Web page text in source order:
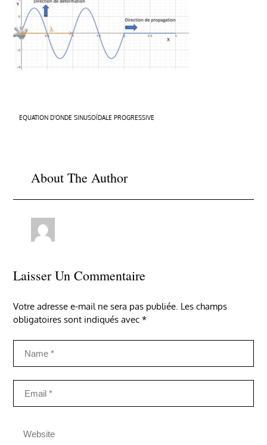
Navigation
EQUATION D’ONDE SINUSOÏDALE PROGRESSIVE
About The Author
Laisser Un Commentaire
Votre adresse e-mail ne sera pas publiée. Les champs
obligatoires sont indiqués avec*